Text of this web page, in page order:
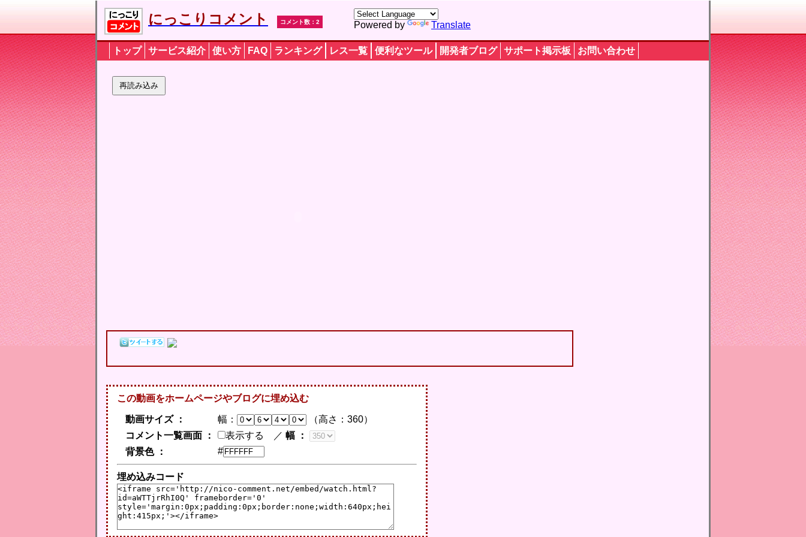
にっこりコメント コメント数：2 Powered by Translate
トップ サービス紹介 使い方 FAQ ランキング レス一覧 便利なツール 開発者ブログ サポート掲示板 お問い合わせ
この動画をホームページやブログに埋め込む
動画サイズ ： 幅： （高さ： 360）
コメント一覧画面 ：
表示する ／ 幅 ：
背景色 ：
#
埋め込みコード